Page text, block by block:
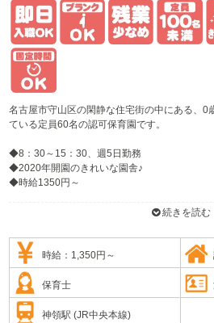
名古屋市守山区の閑静な住宅街の中にある、0
ている定員60名の認可保育園です。
◆8：30～15：30、週5日勤務
◆2020年開園のきれいな園舎♪
◆時給1350円～
≪園の特徴≫
こども達の「やりたい！」を引き出す保育を行
★「知育タイム」、「English Time」などの
しています。
★「させる」保育ではなく、子ども達の好奇
に、遊びのから学びに繋げる保育を行っていま
続きを読む
時給：1,350円～
保育士
神領駅 (JR中央本線)